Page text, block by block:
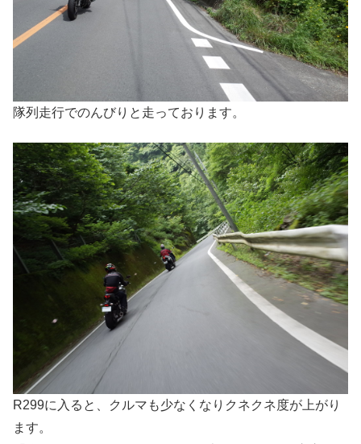
隊列走行でのんびりと走っております。
R299に入ると、クルマも少なくなりクネクネ度が上がり
ます。